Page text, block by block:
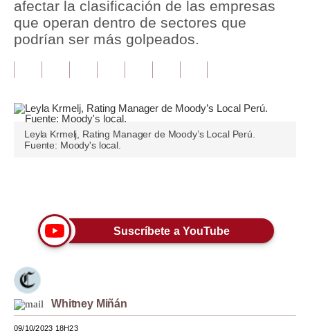
Opinión
Editorial
Blogs
Tendencias
Moda
Estilos
Mundo
EEUU
afectar la clasificación de las empresas
que operan dentro de sectores que
podrían ser más golpeados.
Leyla Krmelj, Rating Manager de Moody’s Local Perú.
Fuente: Moody's local.
Suscríbete a YouTube
Whitney Miñán
09/10/2023 18H23